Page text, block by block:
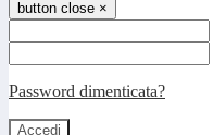
button close ×
Password dimenticata?